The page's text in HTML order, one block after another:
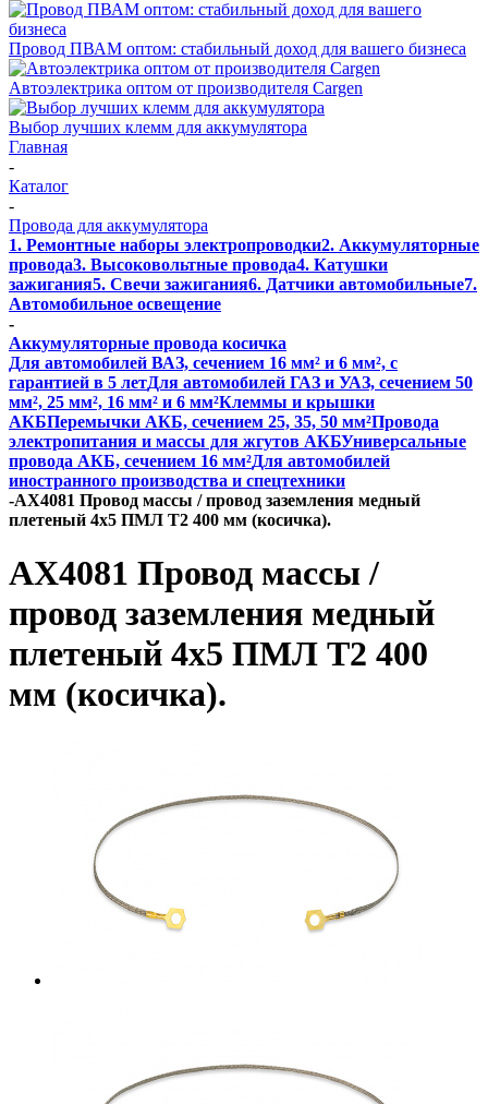
Провод ПВАМ оптом: стабильный доход для вашего бизнеса
Автоэлектрика оптом от производителя Cargen
Выбор лучших клемм для аккумулятора
Главная
-
Каталог
-
Провода для аккумулятора
1. Ремонтные наборы электропроводки2. Аккумуляторные
провода3. Высоковольтные провода4. Катушки
зажигания5. Свечи зажигания6. Датчики автомобильные7.
Автомобильное освещение
-
Аккумуляторные провода косичка
Для автомобилей ВАЗ, сечением 16 мм² и 6 мм², с
гарантией в 5 летДля автомобилей ГАЗ и УАЗ, сечением 50
мм², 25 мм², 16 мм² и 6 мм²Клеммы и крышки
АКБПеремычки АКБ, сечением 25, 35, 50 мм²Провода
электропитания и массы для жгутов АКБУниверсальные
провода АКБ, сечением 16 мм²Для автомобилей
иностранного производства и спецтехники
-AX4081 Провод массы / провод заземления медный
плетеный 4х5 ПМЛ Т2 400 мм (косичка).
AX4081 Провод массы /
провод заземления медный
плетеный 4х5 ПМЛ Т2 400
мм (косичка).